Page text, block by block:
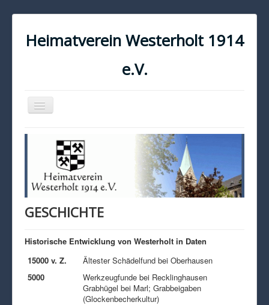
Heimatverein Westerholt 1914
e.V.
Navigation
an/aus
KONTAKT
IMPRESSUM
DATENSCHUTZ
GESCHICHTE
Historische Entwicklung von Westerholt in Daten
15000 v. Z.
Ältester Schädelfund bei Oberhausen
5000
Werkzeugfunde bei Recklinghausen
Grabhügel bei Marl; Grabbeigaben
(Glockenbecherkultur)